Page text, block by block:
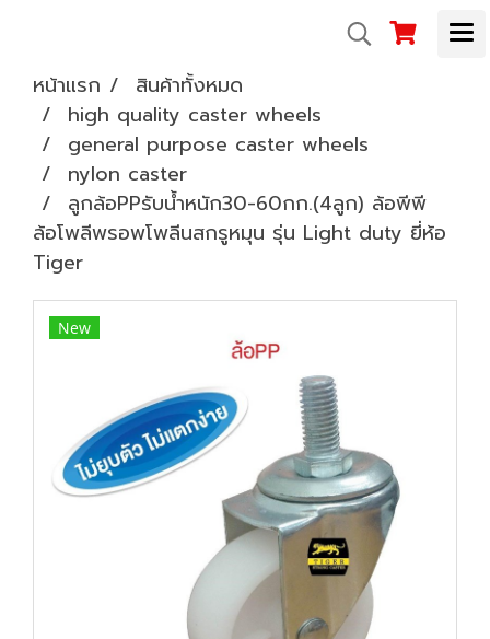
หน้าแรก
สินค้าทั้งหมด
high quality caster wheels
general purpose caster wheels
nylon caster
ลูกล้อPPรับน้ำหนัก30-60กก.(4ลูก) ล้อพีพี
ล้อโพลีพรอพโพลีนสกรูหมุน รุ่น Light duty ยี่ห้อ
Tiger
New